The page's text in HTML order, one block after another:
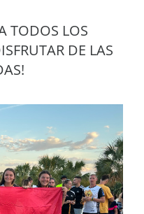
TODOS LOS
DE LAS